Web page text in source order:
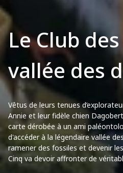
Le Club
vallée des
Vêtus de leurs tenues
Annie et leur fidèle chien
carte dérobée à un ami
d'accéder à la légendaire vallée
ramener des fossiles et devenir
Cinq va devoir affronter de